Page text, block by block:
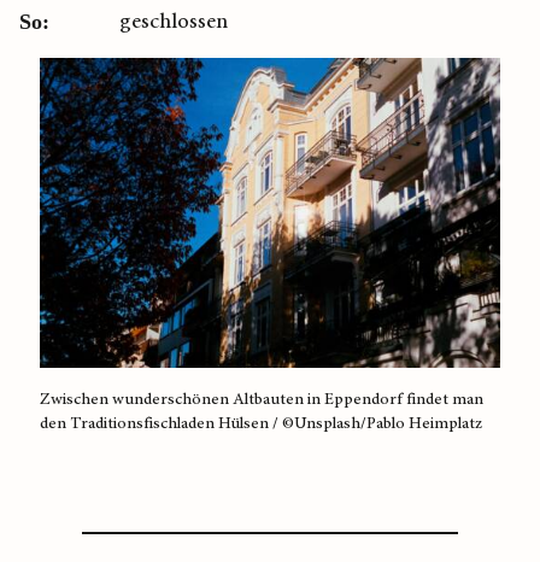
So: geschlossen
Zwischen wunderschönen Altbauten in Eppendorf findet man
den Traditionsfischladen Hülsen / ©Unsplash/Pablo Heimplatz